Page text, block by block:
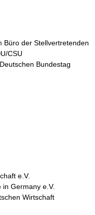
Büro der Stellvertretenden
CSU
Bundestag
e.V.
Germany e.V.
Wirtschaft